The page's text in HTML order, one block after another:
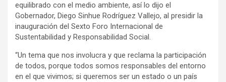
equilibrado con el medio ambiente, así lo dijo el
Gobernador, Diego Sinhue Rodríguez Vallejo, al presidir la
inauguración del Sexto Foro Internacional de
Sustentabilidad y Responsabilidad Social.
“Un tema que nos involucra y que reclama la participación
de todos, porque todos somos responsables del entorno
en el que vivimos; si queremos ser un estado o un país